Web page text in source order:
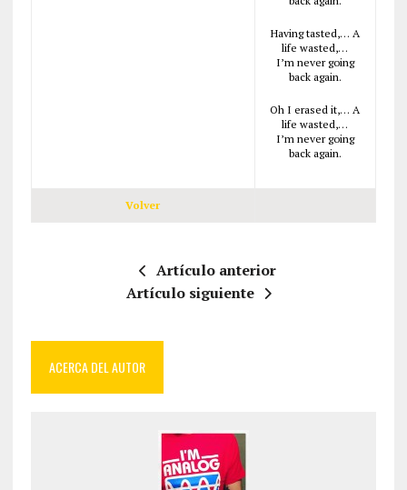
Having tasted,… A
life wasted,…
I’m never going
back again.
Oh I erased it,… A
life wasted,…
I’m never going
back again.
Volver
Artículo anterior
Artículo siguiente
ACERCA DEL AUTOR